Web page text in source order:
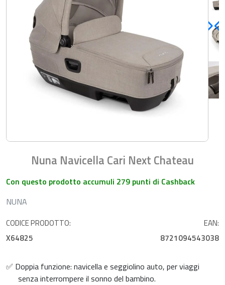
Nuna Navicella Cari Next Chateau
Con questo prodotto accumuli 279 punti di Cashback
NUNA
CODICE PRODOTTO:
X64825
EAN:
8721094543038
✅ Doppia funzione: navicella e seggiolino auto, per viaggi
senza interrompere il sonno del bambino.